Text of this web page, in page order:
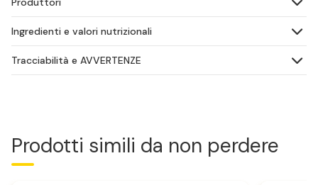
Ingredienti e valori nutrizionali
Tracciabilità e AVVERTENZE
Prodotti simili da non perdere